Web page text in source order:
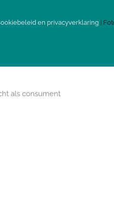
en privacyverklaring |
als consument